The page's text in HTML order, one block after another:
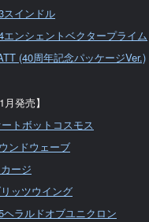
スインドル
エンシェントベクタープライム
(40周年記念パッケージVer.)
月発売】
ートボットコスモス
ンドウェーブ
ージ
ッツウイング
ヘラルドオブユニクロン